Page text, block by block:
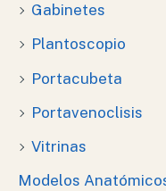
Gabinetes
Plantoscopio
Portacubeta
Portavenoclisis
Vitrinas
Modelos